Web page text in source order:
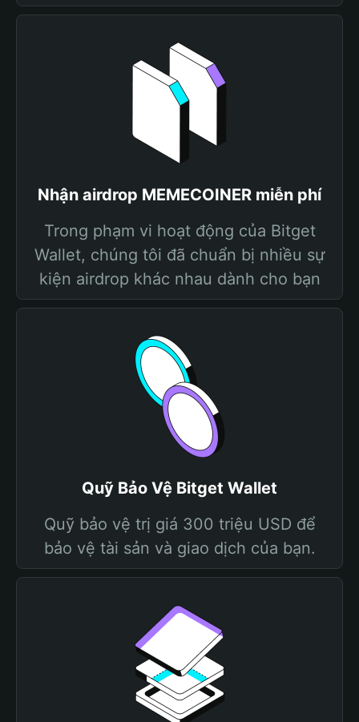
Nhận airdrop MEMECOINER miễn phí
Trong phạm vi hoạt động của Bitget
Wallet, chúng tôi đã chuẩn bị nhiều sự
kiện airdrop khác nhau dành cho bạn
Quỹ Bảo Vệ Bitget Wallet
Quỹ bảo vệ trị giá 300 triệu USD để
bảo vệ tài sản và giao dịch của bạn.